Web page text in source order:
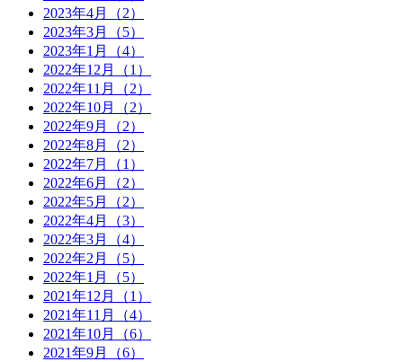
2023年4月（2）
2023年3月（5）
2023年1月（4）
2022年12月（1）
2022年11月（2）
2022年10月（2）
2022年9月（2）
2022年8月（2）
2022年7月（1）
2022年6月（2）
2022年5月（2）
2022年4月（3）
2022年3月（4）
2022年2月（5）
2022年1月（5）
2021年12月（1）
2021年11月（4）
2021年10月（6）
2021年9月（6）